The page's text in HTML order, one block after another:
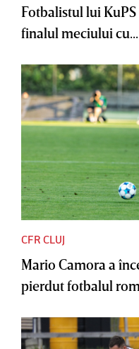
Fotbalistul lui
finalul meciului cu...
CFR CLUJ
Mario Camora a
pierdut fotbalul